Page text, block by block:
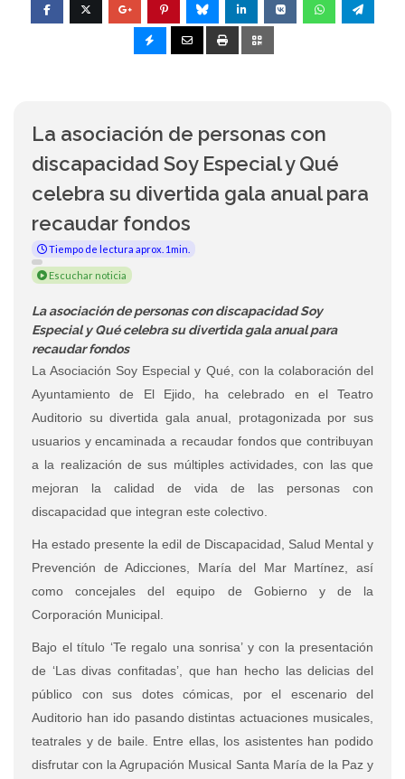
La asociación de personas con
discapacidad Soy Especial y Qué
celebra su divertida gala anual para
recaudar fondos
Tiempo de lectura aprox. 1min.
Escuchar noticia
La asociación de personas con discapacidad Soy
Especial y Qué celebra su divertida gala anual para
recaudar fondos
La Asociación Soy Especial y Qué, con la colaboración del
Ayuntamiento de El Ejido, ha celebrado en el Teatro
Auditorio su divertida gala anual, protagonizada por sus
usuarios y encaminada a recaudar fondos que contribuyan
a la realización de sus múltiples actividades, con las que
mejoran la calidad de vida de las personas con
discapacidad que integran este colectivo.
Ha estado presente la edil de Discapacidad, Salud Mental y
Prevención de Adicciones, María del Mar Martínez, así
como concejales del equipo de Gobierno y de la
Corporación Municipal.
Bajo el título ‘Te regalo una sonrisa’ y con la presentación
de ‘Las divas confitadas’, que han hecho las delicias del
público con sus dotes cómicas, por el escenario del
Auditorio han ido pasando distintas actuaciones musicales,
teatrales y de baile. Entre ellas, los asistentes han podido
disfrutar con la Agrupación Musical Santa María de la Paz y